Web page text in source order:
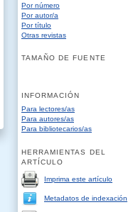
Por número
Por autor/a
Por título
Otras revistas
TAMAÑO DE FUENTE
INFORMACIÓN
Para lectores/as
Para autores/as
Para bibliotecarios/as
HERRAMIENTAS DEL
ARTÍCULO
Imprima este artículo
Metadatos de indexación